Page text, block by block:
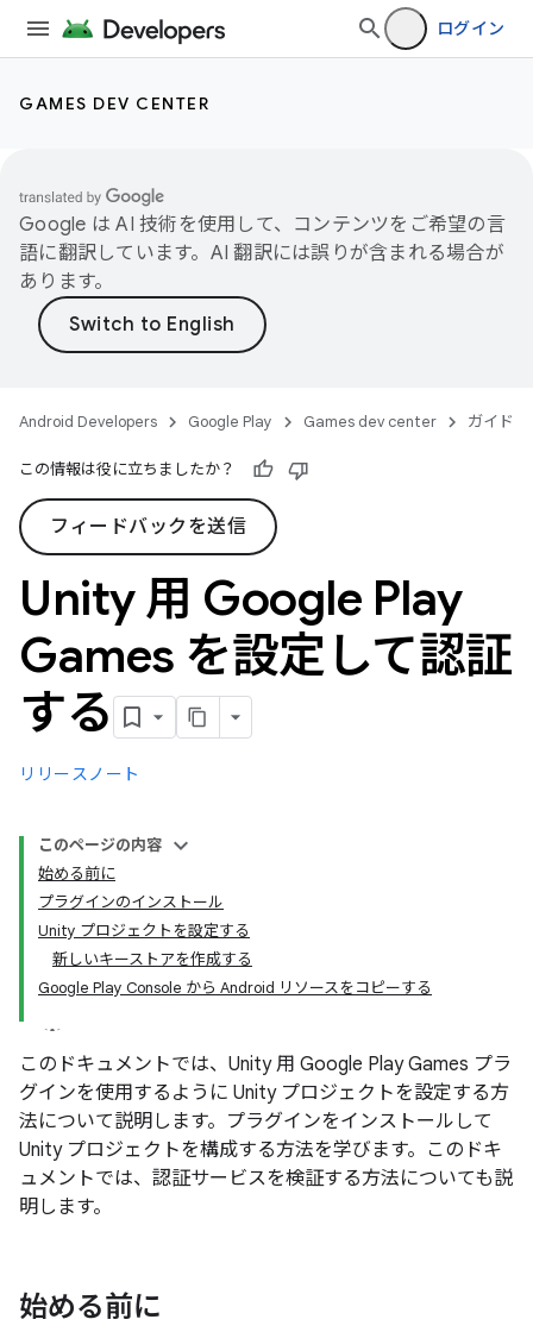
ログイン
GAMES DEV CENTER
Google は AI 技術を使用して、コンテンツをご希望の言
語に翻訳しています。AI 翻訳には誤りが含まれる場合が
あります。
Android Developers Google Play Games dev center ガイド
この情報は役に立ちましたか？
フィードバックを送信
Unity 用 Google Play
Games を設定して認証
する
リリースノート
このページの内容
始める前に
プラグインのインストール
Unity プロジェクトを設定する
新しいキーストアを作成する
Google Play Console から Android リソースをコピーする
このドキュメントでは、Unity 用 Google Play Games プラ
グインを使用するように Unity プロジェクトを設定する方
法について説明します。プラグインをインストールして
Unity プロジェクトを構成する方法を学びます。このドキ
ュメントでは、認証サービスを検証する方法についても説
明します。
始める前に